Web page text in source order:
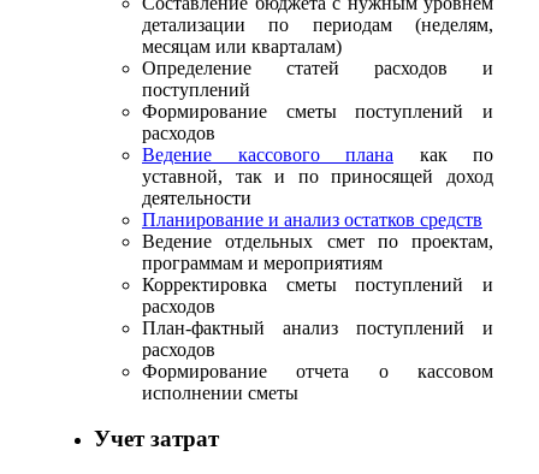
детализации по периодам (неделям,
месяцам или кварталам)
Определение статей расходов и
поступлений
Формирование сметы поступлений и
расходов
Ведение кассового плана как по
уставной, так и по приносящей доход
деятельности
Планирование и анализ остатков средств
Ведение отдельных смет по проектам,
программам и мероприятиям
Корректировка сметы поступлений и
расходов
План-фактный анализ поступлений и
расходов
Формирование отчета о кассовом
исполнении сметы
Учет затрат